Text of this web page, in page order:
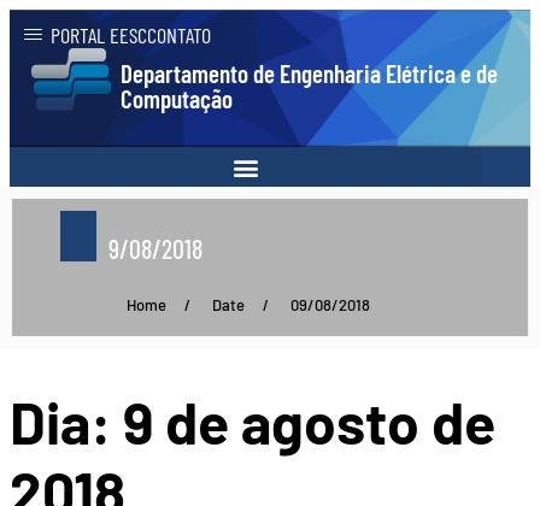
Departamento de Engenharia Elétrica e de
Computação
PORTAL EESCCONTATO
9/08/2018
Home / Date / 09/08/2018
Dia: 9 de agosto de
2018